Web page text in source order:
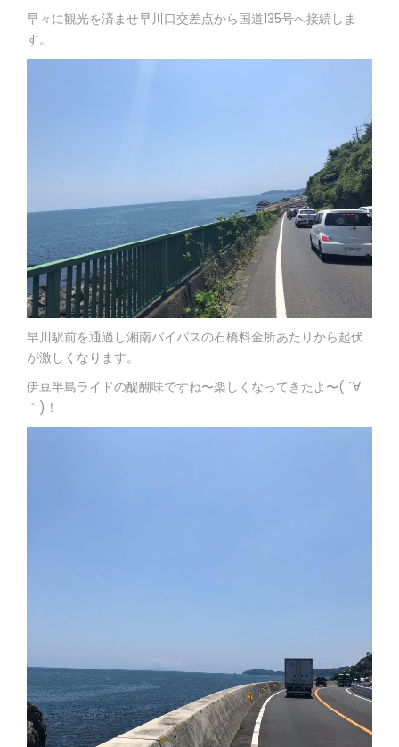
早々に観光を済ませ早川口交差点から国道135号へ接続しま
す。
早川駅前を通過し湘南バイパスの石橋料金所あたりから起伏
が激しくなります。
伊豆半島ライドの醍醐味ですね〜楽しくなってきたよ〜( ´∀
｀)！